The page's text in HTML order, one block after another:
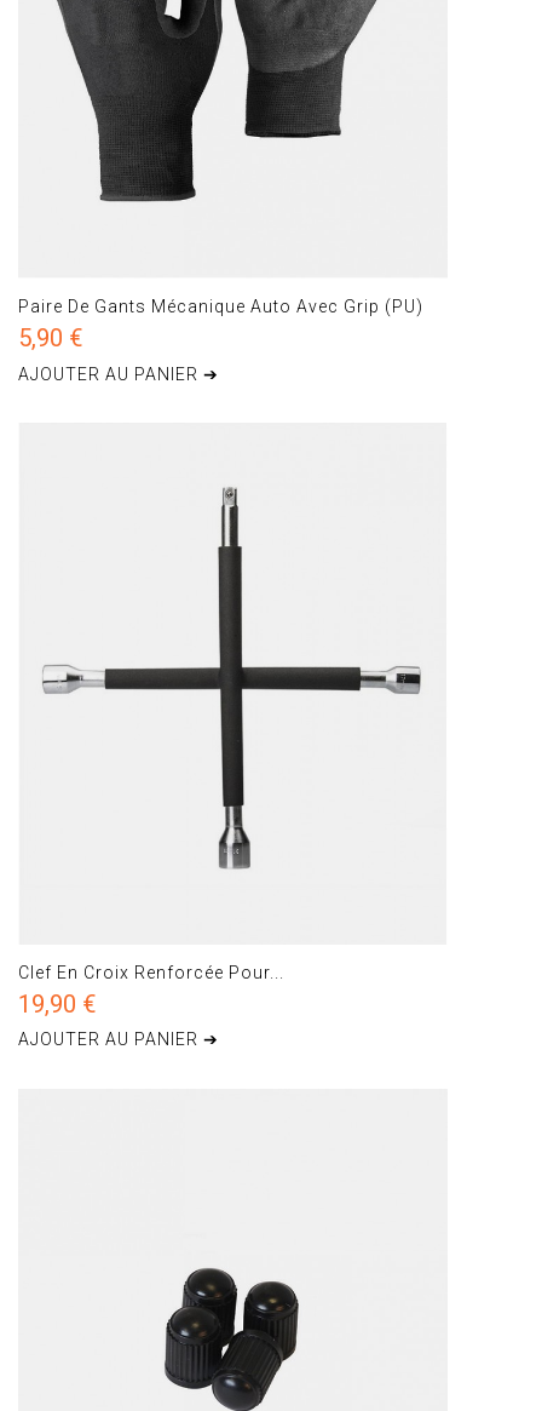
Paire De Gants Mécanique Auto Avec Grip (PU)
5,90 €
AJOUTER AU PANIER ➔
Clef En Croix Renforcée Pour...
19,90 €
AJOUTER AU PANIER ➔